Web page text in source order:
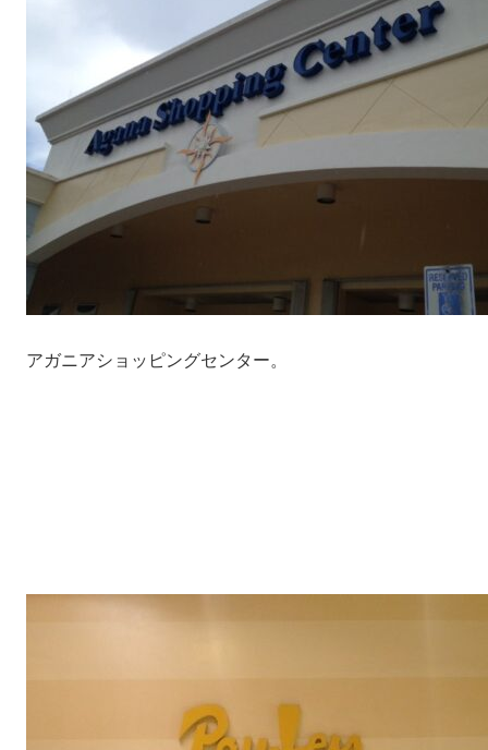
アガニアショッピングセンター。